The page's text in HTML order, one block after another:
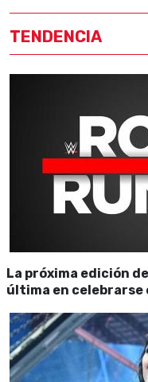
TENDENCIA
La próxima edición
última en celebrarse